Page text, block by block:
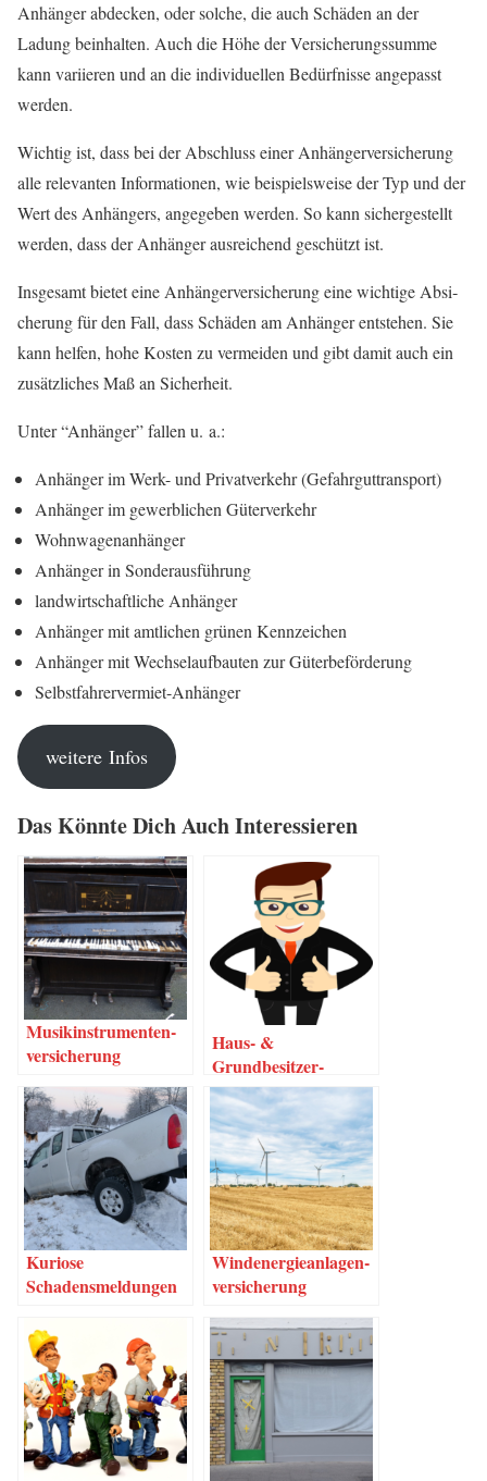
Anhän­ger abde­cken, oder sol­che, die auch Schä­den an der
Ladung beinhal­ten. Auch die Höhe der Ver­si­che­rungs­sum­me
kann vari­ie­ren und an die indi­vi­du­el­len Bedürf­nis­se ange­passt
werden.
Wich­tig ist, dass bei der Abschluss einer Anhän­ger­ver­si­che­rung
alle rele­van­ten Infor­ma­tio­nen, wie bei­spiels­wei­se der Typ und der
Wert des Anhän­gers, ange­ge­ben wer­den. So kann sicher­ge­stellt
wer­den, dass der Anhän­ger aus­rei­chend geschützt ist.
Ins­ge­samt bie­tet eine Anhän­ger­ver­si­che­rung eine wich­ti­ge Absi­
che­rung für den Fall, dass Schä­den am Anhän­ger ent­ste­hen. Sie
kann hel­fen, hohe Kos­ten zu ver­mei­den und gibt damit auch ein
zusätz­li­ches Maß an Sicherheit.
Unter “Anhän­ger” fal­len u. a.:
Anhän­ger im Werk- und Pri­vat­ver­kehr (Gefahr­gut­trans­port)
Anhän­ger im gewerb­li­chen Güterverkehr
Wohn­wa­gen­an­hän­ger
Anhän­ger in Sonderausführung
land­wirt­schaft­li­che Anhänger
Anhän­ger mit amt­li­chen grü­nen Kennzeichen
Anhän­ger mit Wech­sel­auf­bau­ten zur Güterbeförderung
Selbst­fah­rer­ver­miet-Anhän­ger
wei­te­re Infos
Das Könn­te Dich Auch Interessieren
Musik­in­stru­men­ten­
ver­si­che­rung
Haus- &
Grundbesitzer-
Haftpflichtversicheru
ng
Kurio­se
Schadensmeldungen
Wind­ener­gie­an­la­gen­
ver­si­che­rung